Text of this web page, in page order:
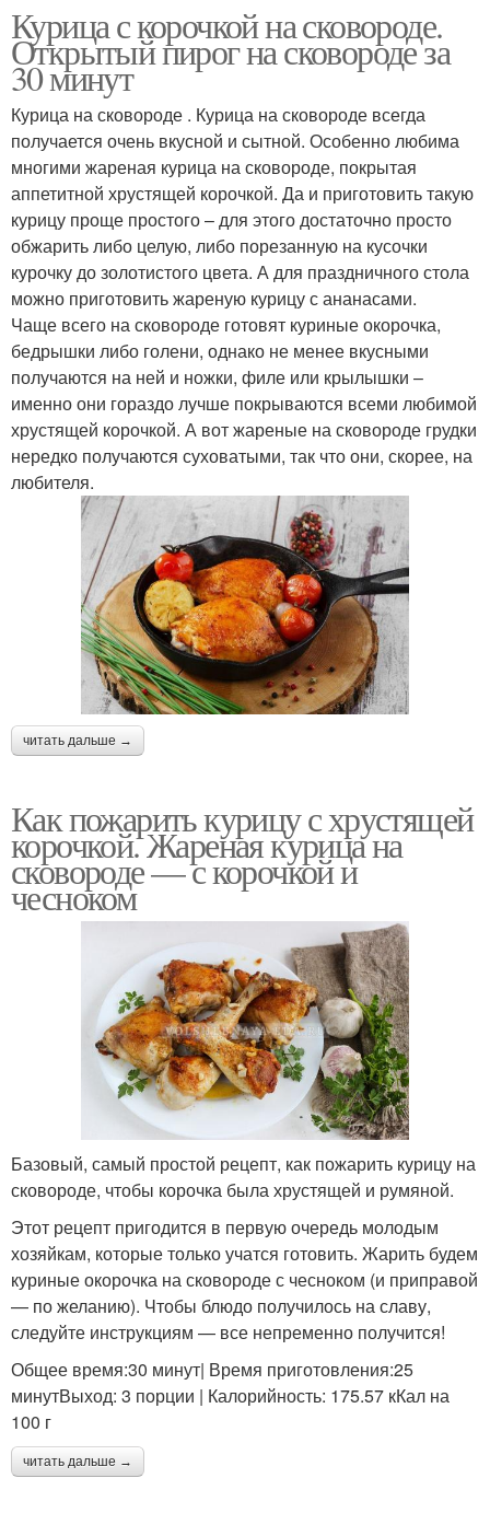
Курица с корочкой на сковороде.
Открытый пирог на сковороде за
30 минут
Курица на сковороде . Курица на сковороде всегда
получается очень вкусной и сытной. Особенно любима
многими жареная курица на сковороде, покрытая
аппетитной хрустящей корочкой. Да и приготовить такую
курицу проще простого – для этого достаточно просто
обжарить либо целую, либо порезанную на кусочки
курочку до золотистого цвета. А для праздничного стола
можно приготовить жареную курицу с ананасами.
Чаще всего на сковороде готовят куриные окорочка,
бедрышки либо голени, однако не менее вкусными
получаются на ней и ножки, филе или крылышки –
именно они гораздо лучше покрываются всеми любимой
хрустящей корочкой. А вот жареные на сковороде грудки
нередко получаются суховатыми, так что они, скорее, на
любителя.
читать дальше →
Как пожарить курицу с хрустящей
корочкой. Жареная курица на
сковороде — с корочкой и
чесноком
Базовый, самый простой рецепт, как пожарить курицу на
сковороде, чтобы корочка была хрустящей и румяной.
Этот рецепт пригодится в первую очередь молодым
хозяйкам, которые только учатся готовить. Жарить будем
куриные окорочка на сковороде с чесноком (и приправой
— по желанию). Чтобы блюдо получилось на славу,
следуйте инструкциям — все непременно получится!
Общее время:30 минут| Время приготовления:25
минутВыход: 3 порции | Калорийность: 175.57 кКал на
100 г
читать дальше →